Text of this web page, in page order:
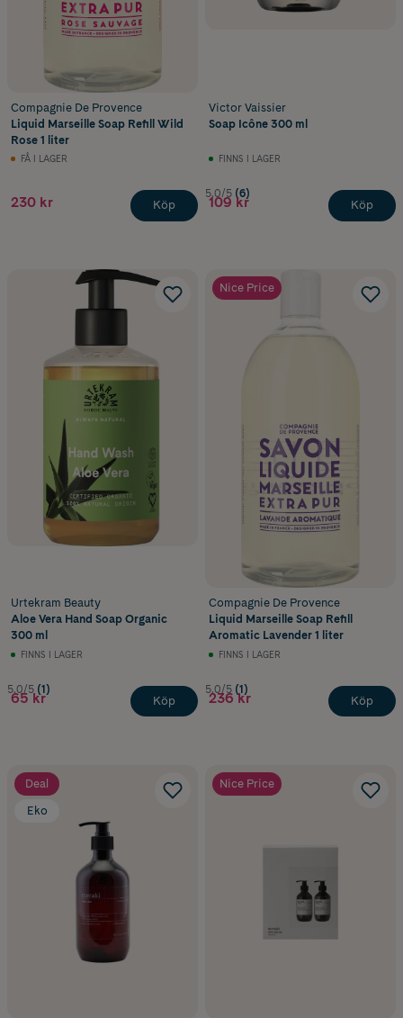
Compagnie De Provence
Liquid Marseille Soap Refill Wild
Rose 1 liter
FÅ I LAGER
230 kr Köp
Victor Vaissier
Soap Icône 300 ml
FINNS I LAGER
5.0/5 (6)
109 kr Köp
Urtekram Beauty
Aloe Vera Hand Soap Organic
300 ml
FINNS I LAGER
5.0/5 (1)
65 kr Köp
Nice Price
Compagnie De Provence
Liquid Marseille Soap Refill
Aromatic Lavender 1 liter
FINNS I LAGER
5.0/5 (1)
236 kr Köp
Deal
Eko
Nice Price